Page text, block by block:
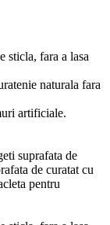
sticla, fara a lasa
naturala fara
artificiale.
suprafata de
de curatat cu
pentru